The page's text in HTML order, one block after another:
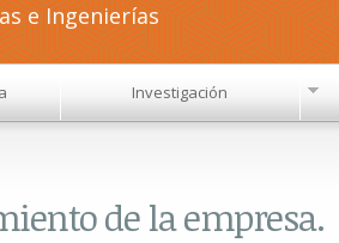
e Ingenierías
Investigación
de la empresa.